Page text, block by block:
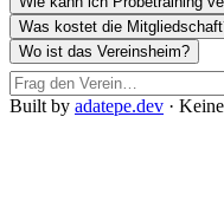
Was kostet die
Wo ist das Vereinsheim?
Built by adatepe.dev ·